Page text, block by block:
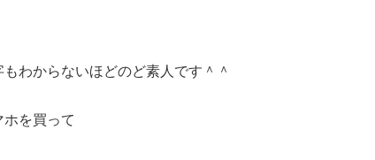
わからないほどのど素人です＾＾
を買って